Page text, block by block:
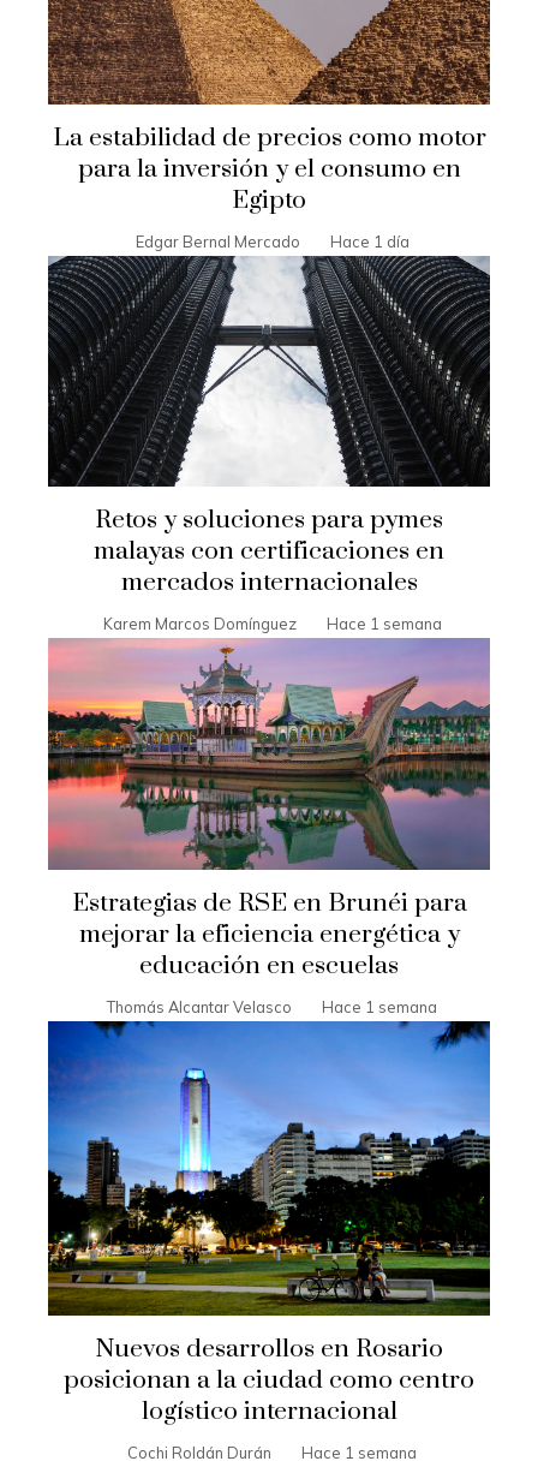
La estabilidad de precios como motor
para la inversión y el consumo en
Egipto
Edgar Bernal Mercado Hace 1 día
Retos y soluciones para pymes
malayas con certificaciones en
mercados internacionales
Karem Marcos Domínguez Hace 1 semana
Estrategias de RSE en Brunéi para
mejorar la eficiencia energética y
educación en escuelas
Thomás Alcantar Velasco Hace 1 semana
Nuevos desarrollos en Rosario
posicionan a la ciudad como centro
logístico internacional
Cochi Roldán Durán Hace 1 semana